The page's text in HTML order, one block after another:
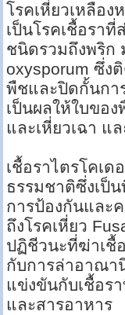
โรคเหี่ยวเหลือง
เป็นโรคเชื้อรา
ชนิดรวมถึงพริก
oxysporum ซึ่ง
พืชและปิดกั้นกา
เป็นผลให้ใบขอ
และเหี่ยวเฉา แ
เชื้อราไตรโคเ
ธรรมชาติซึ่งเป็
การป้องกันและ
ถึงโรคเหี่ยว
ปฏิชีวนะที่ฆ่าเชื้
กับการล่าอาณา
แข่งขันกับเชื้อร
และสารอาหาร